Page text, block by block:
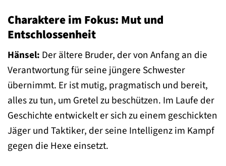
Charaktere im Fokus: Mut und
Entschlossenheit
Hänsel: Der ältere Bruder, der von Anfang an die
Verantwortung für seine jüngere Schwester
übernimmt. Er ist mutig, pragmatisch und bereit,
alles zu tun, um Gretel zu beschützen. Im Laufe der
Geschichte entwickelt er sich zu einem geschickten
Jäger und Taktiker, der seine Intelligenz im Kampf
gegen die Hexe einsetzt.